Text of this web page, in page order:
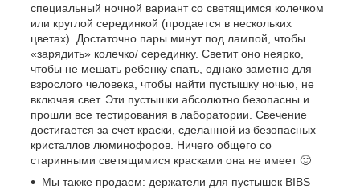
специальный ночной вариант со светящимся колечком
или круглой серединкой (продается в нескольких
цветах). Достаточно пары минут под лампой, чтобы
«зарядить» колечко/ серединку. Светит оно неярко,
чтобы не мешать ребенку спать, однако заметно для
взрослого человека, чтобы найти пустышку ночью, не
включая свет. Эти пустышки абсолютно безопасны и
прошли все тестирования в лаборатории. Свечение
достигается за счет краски, сделанной из безопасных
кристаллов люминофоров. Ничего общего со
старинными светящимися красками она не имеет 🙂
Мы также продаем: держатели для пустышек BIBS